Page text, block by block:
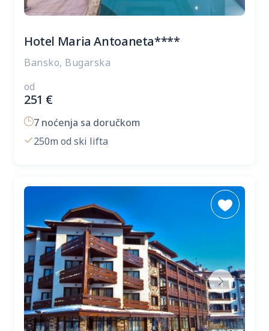
Hotel Maria Antoaneta****
Bansko, Bugarska
od
251 €
7 noćenja sa doručkom
250m od ski lifta